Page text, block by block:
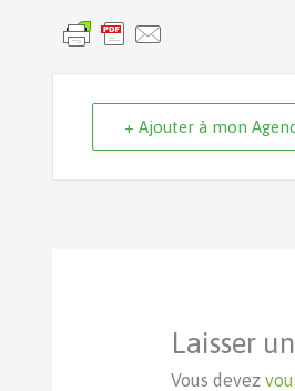
+ Ajouter à mon
Laisser
Vous devez